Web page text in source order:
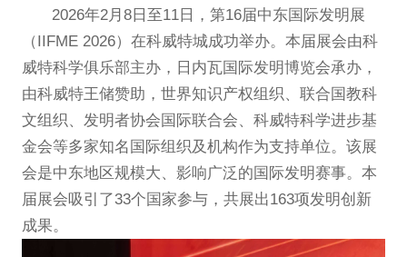
2026年2月8日至11日，第16届中东国际发明展
（IIFME 2026）在科威特城成功举办。本届展会由科
威特科学俱乐部主办，日内瓦国际发明博览会承办，
由科威特王储赞助，世界知识产权组织、联合国教科
文组织、发明者协会国际联合会、科威特科学进步基
金会等多家知名国际组织及机构作为支持单位。该展
会是中东地区规模大、影响广泛的国际发明赛事。本
届展会吸引了33个国家参与，共展出163项发明创新
成果。